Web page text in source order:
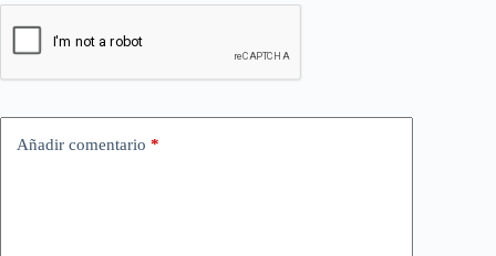
Añadir comentario *